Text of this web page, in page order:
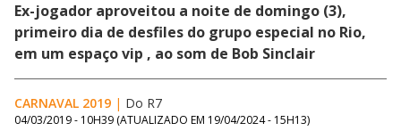
Ex-jogador aproveitou a noite de domingo (3),
primeiro dia de desfiles do grupo especial no Rio,
em um espaço vip , ao som de Bob Sinclair
CARNAVAL 2019 | Do R7
04/03/2019 - 10H39 (ATUALIZADO EM 19/04/2024 - 15H13)